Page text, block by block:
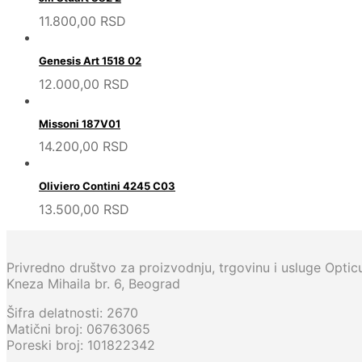
11.800,00 RSD
Genesis Art 1518 02
12.000,00 RSD
Missoni 187V01
14.200,00 RSD
Oliviero Contini 4245 C03
13.500,00 RSD
Privredno društvo za proizvodnju, trgovinu i usluge
Kneza Mihaila br. 6, Beograd
Šifra delatnosti: 2670
Matični broj: 06763065
Poreski broj: 101822342